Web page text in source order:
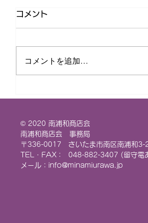
コメント
コメントを追加…
© 2020 南浦和商店会
南浦和商店会 事務局
〒336-0017 さいたま市南区南浦和
TEL・FAX： 048-882-3407 (留守電
メール： info@minamiurawa.jp